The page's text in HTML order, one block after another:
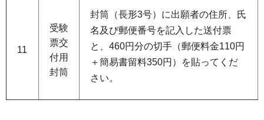
11
受験
票交
付用
封筒
封筒（長形3号）に出願者の住所、氏
名及び郵便番号を記入した送付票
と、460円分の切手（郵便料金110円
＋簡易書留料350円）を貼ってくだ
さい。